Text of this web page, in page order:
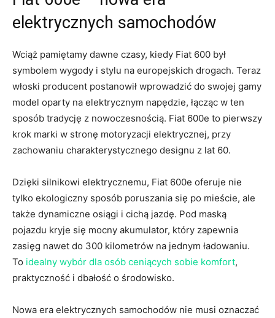
elektrycznych samochodów
Wciąż pamiętamy⁣ dawne czasy, kiedy Fiat 600 ⁢był
⁣symbolem wygody i stylu na europejskich drogach. Teraz
włoski producent postanowił wprowadzić do swojej gamy
model⁤ oparty‍ na elektrycznym napędzie, łącząc​ w ten
sposób tradycję z nowoczesnością. Fiat 600e to pierwszy
krok marki w⁣ stronę motoryzacji elektrycznej, przy‌
zachowaniu charakterystycznego designu z lat 60.
Dzięki silnikowi elektrycznemu, Fiat ⁤600e oferuje nie
tylko ekologiczny sposób poruszania ⁤się po⁤ mieście, ale‌
także dynamiczne osiągi i cichą jazdę. Pod maską
pojazdu kryje się mocny akumulator, który ⁣zapewnia
zasięg nawet do 300 kilometrów na jednym ładowaniu.
‍To idealny wybór dla osób ceniących sobie komfort,
praktyczność i ​dbałość o środowisko.
Nowa era​ elektrycznych samochodów nie musi⁤ oznaczać